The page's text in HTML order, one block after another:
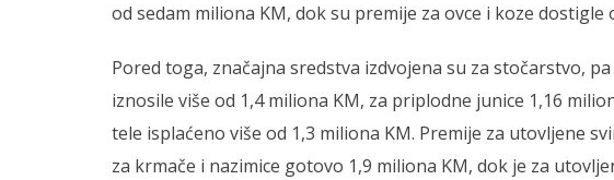
od sedam miliona KM, dok su premije za ovce i koze dostigle
Pored toga, značajna sredstva izdvojena su za stočarstvo,
iznosile više od 1,4 miliona KM, za priplodne junice 1,16
tele isplaćeno više od 1,3 miliona KM. Premije za utovljene
za krmače i nazimice gotovo 1,9 miliona KM, dok je za